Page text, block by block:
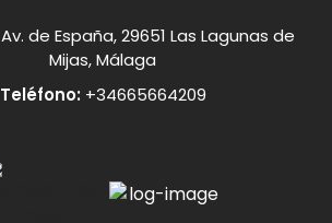
Av. de España, 29651 Las Lagunas de
Mijas, Málaga
Teléfono: +34665664209